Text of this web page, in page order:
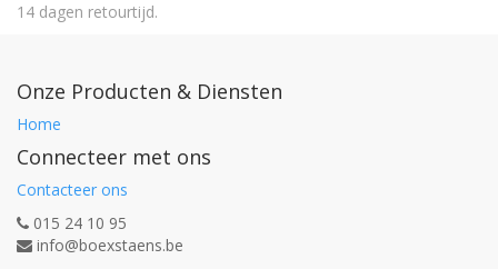
14 dagen retourtijd.
Onze Producten & Diensten
Home
Connecteer met ons
Contacteer ons
015 24 10 95
info@boexstaens.be